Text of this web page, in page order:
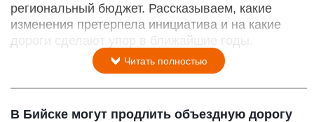
региональный бюджет. Рассказываем, какие
изменения претерпела инициатива и на какие
дороги сделают упор в ближайшие годы.
Читать полностью
В Бийске могут продлить объездную дорогу